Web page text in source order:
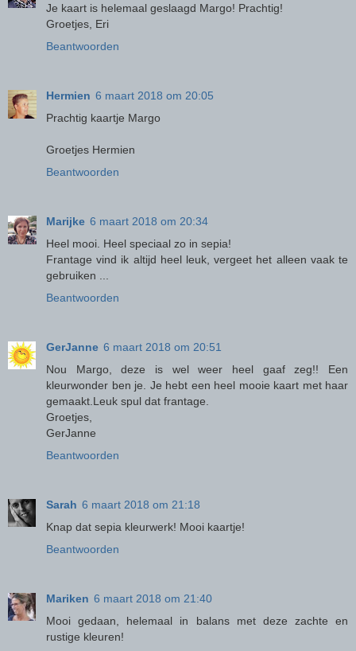
Je kaart is helemaal geslaagd Margo! Prachtig!
Groetjes, Eri
Beantwoorden
Hermien 6 maart 2018 om 20:05
Prachtig kaartje Margo
Groetjes Hermien
Beantwoorden
Marijke 6 maart 2018 om 20:34
Heel mooi. Heel speciaal zo in sepia!
Frantage vind ik altijd heel leuk, vergeet het alleen vaak te
gebruiken ...
Beantwoorden
GerJanne 6 maart 2018 om 20:51
Nou Margo, deze is wel weer heel gaaf zeg!! Een
kleurwonder ben je. Je hebt een heel mooie kaart met haar
gemaakt.Leuk spul dat frantage.
Groetjes,
GerJanne
Beantwoorden
Sarah 6 maart 2018 om 21:18
Knap dat sepia kleurwerk! Mooi kaartje!
Beantwoorden
Mariken 6 maart 2018 om 21:40
Mooi gedaan, helemaal in balans met deze zachte en
rustige kleuren!